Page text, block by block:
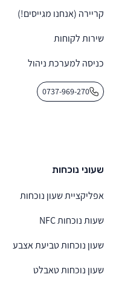
קריירה (אנחנו מגייסים!)
שירות לקוחות
כניסה למערכת ניהול
0737-969-270
שעוני נוכחות
אפליקציית שעון נוכחות
שעות נוכחות NFC
שעון נוכחות טביעת אצבע
שעון נוכחות טאבלט